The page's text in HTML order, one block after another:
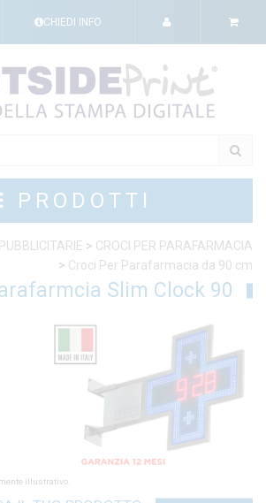
CHIEDI INFO
PRODOTTI
> CROCI PER PARAFARMACIA
> Croci Per Parafarmacia da 90 cm
Slim Clock 90
illustrativo.